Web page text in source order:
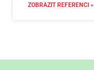
ZOBRAZIT REFERENCI »